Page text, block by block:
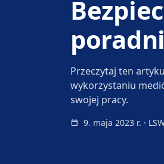
Przeczytaj ten
wykorzystaniu
swojej pracy.
9. maja 2023 r. ·